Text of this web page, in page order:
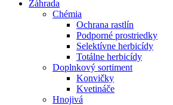
Záhrada
Chémia
Ochrana rastlín
Podporné prostriedky
Selektívne herbicídy
Totálne herbicídy
Doplnkový sortiment
Konvičky
Kvetináče
Hnojivá